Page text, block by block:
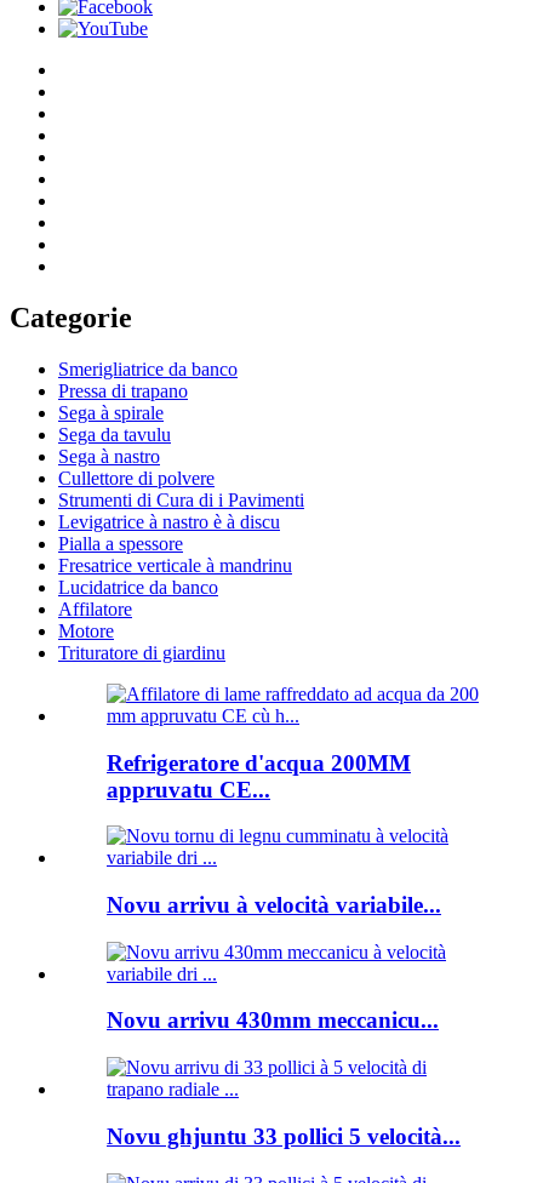
Categorie
Smerigliatrice da banco
Pressa di trapano
Sega à spirale
Sega da tavulu
Sega à nastro
Cullettore di polvere
Strumenti di Cura di i Pavimenti
Levigatrice à nastro è à discu
Pialla a spessore
Fresatrice verticale à mandrinu
Lucidatrice da banco
Affilatore
Motore
Trituratore di giardinu
Refrigeratore d'acqua 200MM
appruvatu CE...
Novu arrivu à velocità variabile...
Novu arrivu 430mm meccanicu...
Novu ghjuntu 33 pollici 5 velocità...